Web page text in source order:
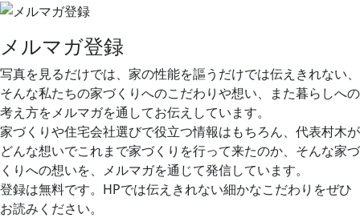
メルマガ登録
写真を見るだけでは、家の性能を謳うだけでは伝えきれない、
そんな私たちの家づくりへのこだわりや想い、また暮らしへの
考え方をメルマガを通してお伝えしています。
家づくりや住宅会社選びで役立つ情報はもちろん、代表村木が
どんな想いでこれまで家づくりを行って来たのか、そんな家づ
くりへの想いを、メルマガを通じて発信しています。
登録は無料です。HPでは伝えきれない細かなこだわりをぜひ
お読みください。